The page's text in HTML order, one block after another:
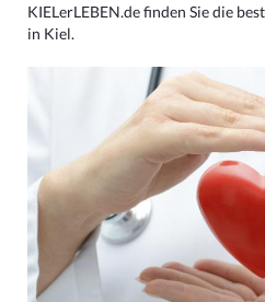
KIELerLEBEN.de finden Sie die
in Kiel.